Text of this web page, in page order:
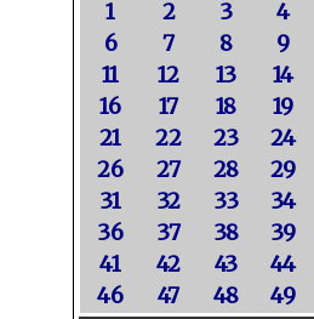
1 2 3 4
6
7 8 9
11
12 13 14
16
17 18 19
21
22 23 24
26
27 28 29
31
32 33 34
36
37 38 39
41
42 43 44
46
47 48 49